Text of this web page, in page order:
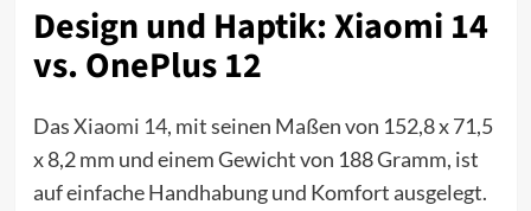
Design und Haptik: Xiaomi 14
vs. OnePlus 12
DasXiaomi 14, mit seinen Maßen von 152,8 x 71,5
x 8,2 mm und einem Gewicht von 188 Gramm, ist
auf einfache Handhabung und Komfort ausgelegt.